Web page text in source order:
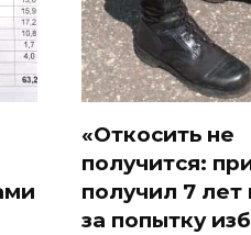
«Откосить не
получится:
получил 7 лет
за попытку